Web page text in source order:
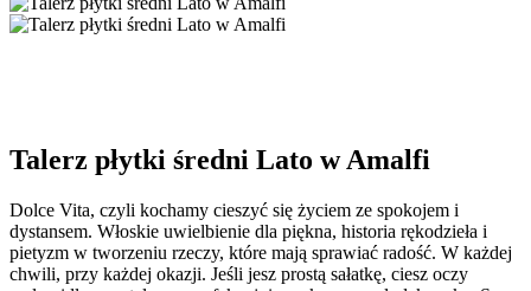
Talerz płytki średni Lato w Amalfi
Dolce Vita, czyli kochamy cieszyć się życiem ze spokojem i
dystansem. Włoskie uwielbienie dla piękna, historia rękodzieła i
pietyzm w tworzeniu rzeczy, które mają sprawiać radość. W każdej
chwili, przy każdej okazji. Jeśli jesz prostą sałatkę, ciesz oczy